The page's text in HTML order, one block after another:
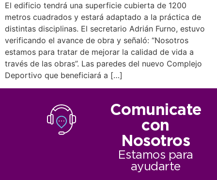
El edificio tendrá una superficie cubierta de 1200
metros cuadrados y estará adaptado a la práctica de
distintas disciplinas. El secretario Adrián Furno, estuvo
verificando el avance de obra y señaló: “Nosotros
estamos para tratar de mejorar la calidad de vida a
través de las obras”. Las paredes del nuevo Complejo
Deportivo que beneficiará a […]
Comunicate
con
Nosotros
Estamos para
ayudarte